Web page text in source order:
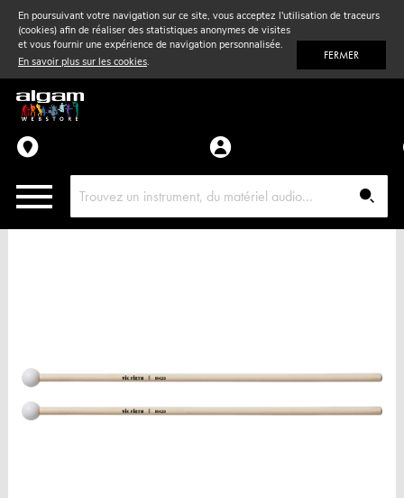
En poursuivant votre navigation sur ce site, vous acceptez l'utilisation de traceurs
(cookies) afin de réaliser des statistiques anonymes de visites
et vous fournir une expérience de navigation personnalisée.
En savoir plus sur les cookies. FERMER
Vent& Violon
Accessoires
Pièces détachées